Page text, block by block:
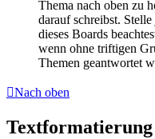
Thema nach oben zu
darauf schreibst.
dieses Boards
wenn ohne triftigen
Themen geantwortet
Nach oben